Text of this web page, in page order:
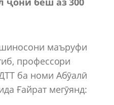
маъруфи
профессори
ба номи Абӯалӣ
Ғайрат мегӯянд: